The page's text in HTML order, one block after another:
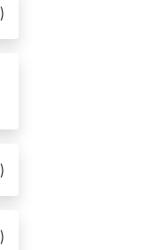
)
)
)